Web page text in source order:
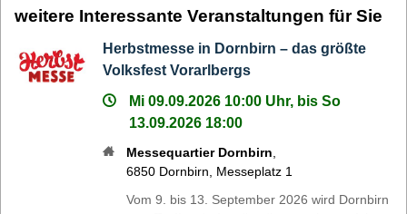
weitere Interessante Veranstaltungen für Sie
Herbstmesse in Dornbirn – das größte
Volksfest Vorarlbergs
Mi 09.09.2026 10:00 Uhr, bis So
13.09.2026 18:00
Messequartier Dornbirn
6850 Dornbirn
Messeplatz 1
Vom 9. bis 13. September 2026 wird Dornbirn